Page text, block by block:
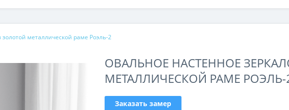
металлической раме Роэль-2
ОВАЛЬНОЕ НАСТЕННОЕ
МЕТАЛЛИЧЕСКОЙ РАМЕ РОЭЛЬ-
Заказать замер